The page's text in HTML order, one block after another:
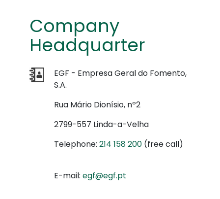
Company
Headquarter
EGF - Empresa Geral do Fomento,
S.A.
Rua Mário Dionísio, nº2
2799-557 Linda-a-Velha
Telephone: 214 158 200 (free call)
E-mail: egf@egf.pt